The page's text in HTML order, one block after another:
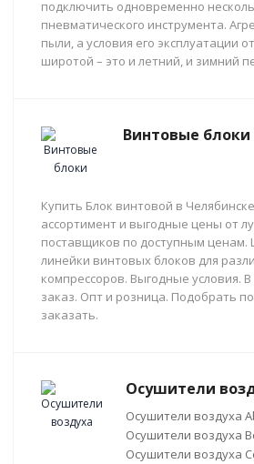
подключить одновременно
пневматического инструмента.
пыли, а условия его эксплуатации
широтой – это и летний, и зимний
Винтовые блоки
Купить Блок винтовой в
ассортимент и выгодные цены от
поставщиков по доступным
линейки винтовых блоков для
компрессоров. Выгодные условия.
заказ. Опт и розница. Подобрать
заказать.
Осушители
Осушители воздуха
Осушители воздуха
Осушители воздуха